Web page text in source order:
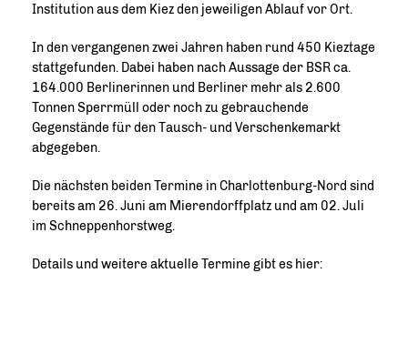
Institution aus dem Kiez den jeweiligen Ablauf vor Ort.
In den vergangenen zwei Jahren haben rund 450 Kieztage
stattgefunden. Dabei haben nach Aussage der BSR ca.
164.000 Berlinerinnen und Berliner mehr als 2.600
Tonnen Sperrmüll oder noch zu gebrauchende
Gegenstände für den Tausch- und Verschenkemarkt
abgegeben.
Die nächsten beiden Termine in Charlottenburg-Nord sind
bereits am 26. Juni am Mierendorffplatz und am 02. Juli
im Schneppenhorstweg.
Details und weitere aktuelle Termine gibt es hier: